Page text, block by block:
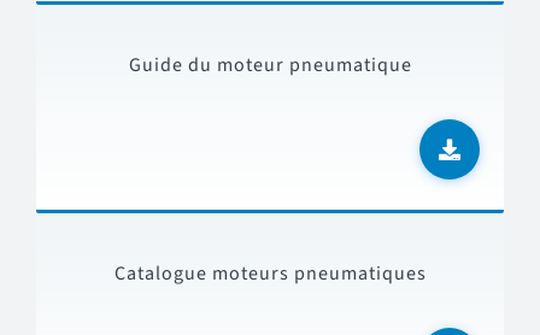
Guide du moteur pneumatique
Catalogue moteurs pneumatiques